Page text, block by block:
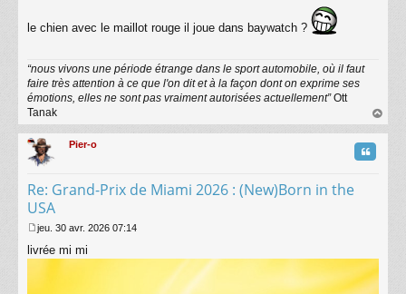
s
g
e
le chien avec le maillot rouge il joue dans baywatch ?
“nous vivons une période étrange dans le sport automobile, où il faut
faire très attention à ce que l'on dit et à la façon dont on exprime ses
émotions, elles ne sont pas vraiment autorisées actuellement”Ott
Tanak
au
Pier-o
Re: Grand-Prix de Miami 2026 : (New)Born in the
USA
Citation
e
jeu. 30 avr. 2026 07:14
livrée mi mi